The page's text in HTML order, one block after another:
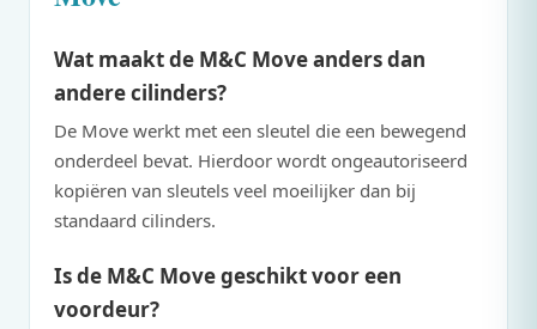
Wat maakt de M&C Move anders dan
andere cilinders?
De Move werkt met een sleutel die een bewegend
onderdeel bevat. Hierdoor wordt ongeautoriseerd
kopiëren van sleutels veel moeilijker dan bij
standaard cilinders.
Is de M&C Move geschikt voor een
voordeur?